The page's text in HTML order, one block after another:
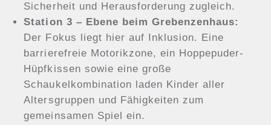
Sicherheit und Herausforderung zugleich.
Station 3 – Ebene beim Grebenzenhaus:
Der Fokus liegt hier auf Inklusion. Eine
barrierefreie Motorikzone, ein Hoppepuder-
Hüpfkissen sowie eine große
Schaukelkombination laden Kinder aller
Altersgruppen und Fähigkeiten zum
gemeinsamen Spiel ein.